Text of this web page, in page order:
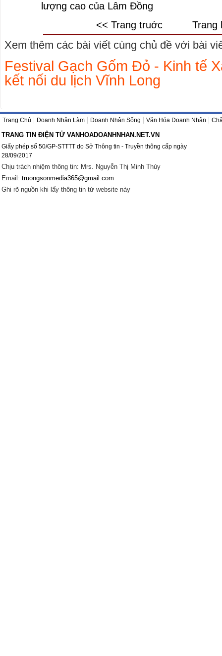
lượng cao của Lâm Đồng
<< Trang truớc
Trang
Xem thêm các bài viết cùng chủ đề với bài
Festival Gạch Gốm Đỏ - Kinh tế
kết nối du lịch Vĩnh Long
Trang Chủ Doanh Nhân Làm Doanh Nhân Sống Văn Hóa Doanh Nhân
TRANG TIN ĐIỆN TỬ VANHOADOANHNHAN.NET.VN
Giấy phép số 50/GP-STTTT do Sở Thông tin - Truyền thông cấp ngày
28/09/2017
Chịu trách nhiệm thông tin: Mrs. Nguyễn Thị Minh Thúy
Email: truongsonmedia365@gmail.com
Ghi rõ nguồn khi lấy thông tin từ website này